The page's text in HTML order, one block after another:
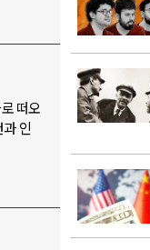
떠오
인